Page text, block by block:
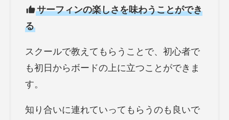
サーフィンの楽しさを味わうことができ
る
スクールで教えてもらうことで、初心者で
も初日からボードの上に立つことができま
す。
知り合いに連れていってもらうのも良いで